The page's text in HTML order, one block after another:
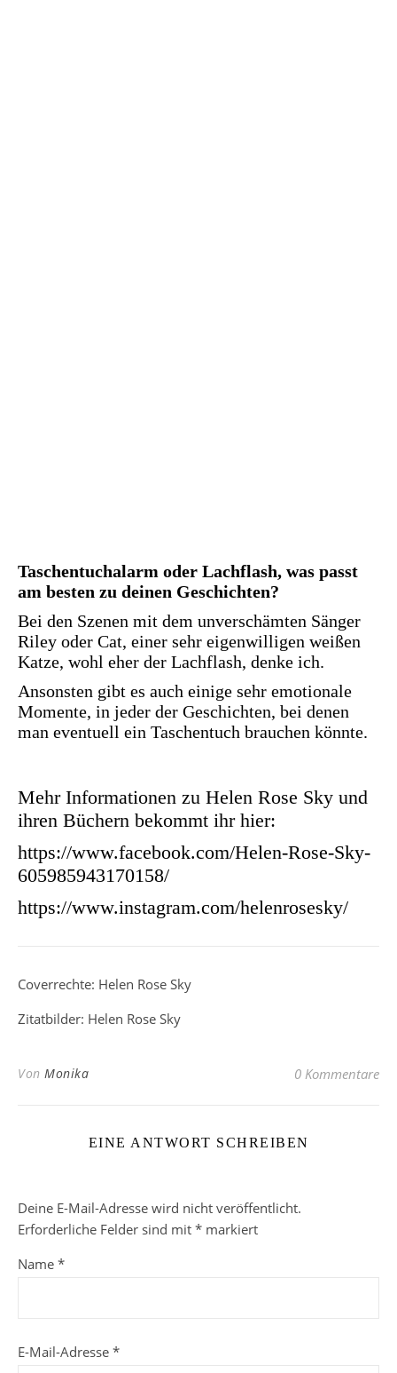
Taschentuchalarm oder Lachflash, was passt
am besten zu deinen Geschichten?
Bei den Szenen mit dem unverschämten Sänger
Riley oder Cat, einer sehr eigenwilligen weißen
Katze, wohl eher der Lachflash, denke ich.
Ansonsten gibt es auch einige sehr emotionale
Momente, in jeder der Geschichten, bei denen
man eventuell ein Taschentuch brauchen könnte.
Mehr Informationen zu Helen Rose Sky und
ihren Büchern bekommt ihr hier:
https://www.facebook.com/Helen-Rose-Sky-
605985943170158/
https://www.instagram.com/helenrosesky/
Coverrechte: Helen Rose Sky
Zitatbilder: Helen Rose Sky
Von Monika 0 Kommentare
EINE ANTWORT SCHREIBEN
Deine E-Mail-Adresse wird nicht veröffentlicht.
Erforderliche Felder sind mit * markiert
Name *
E-Mail-Adresse *